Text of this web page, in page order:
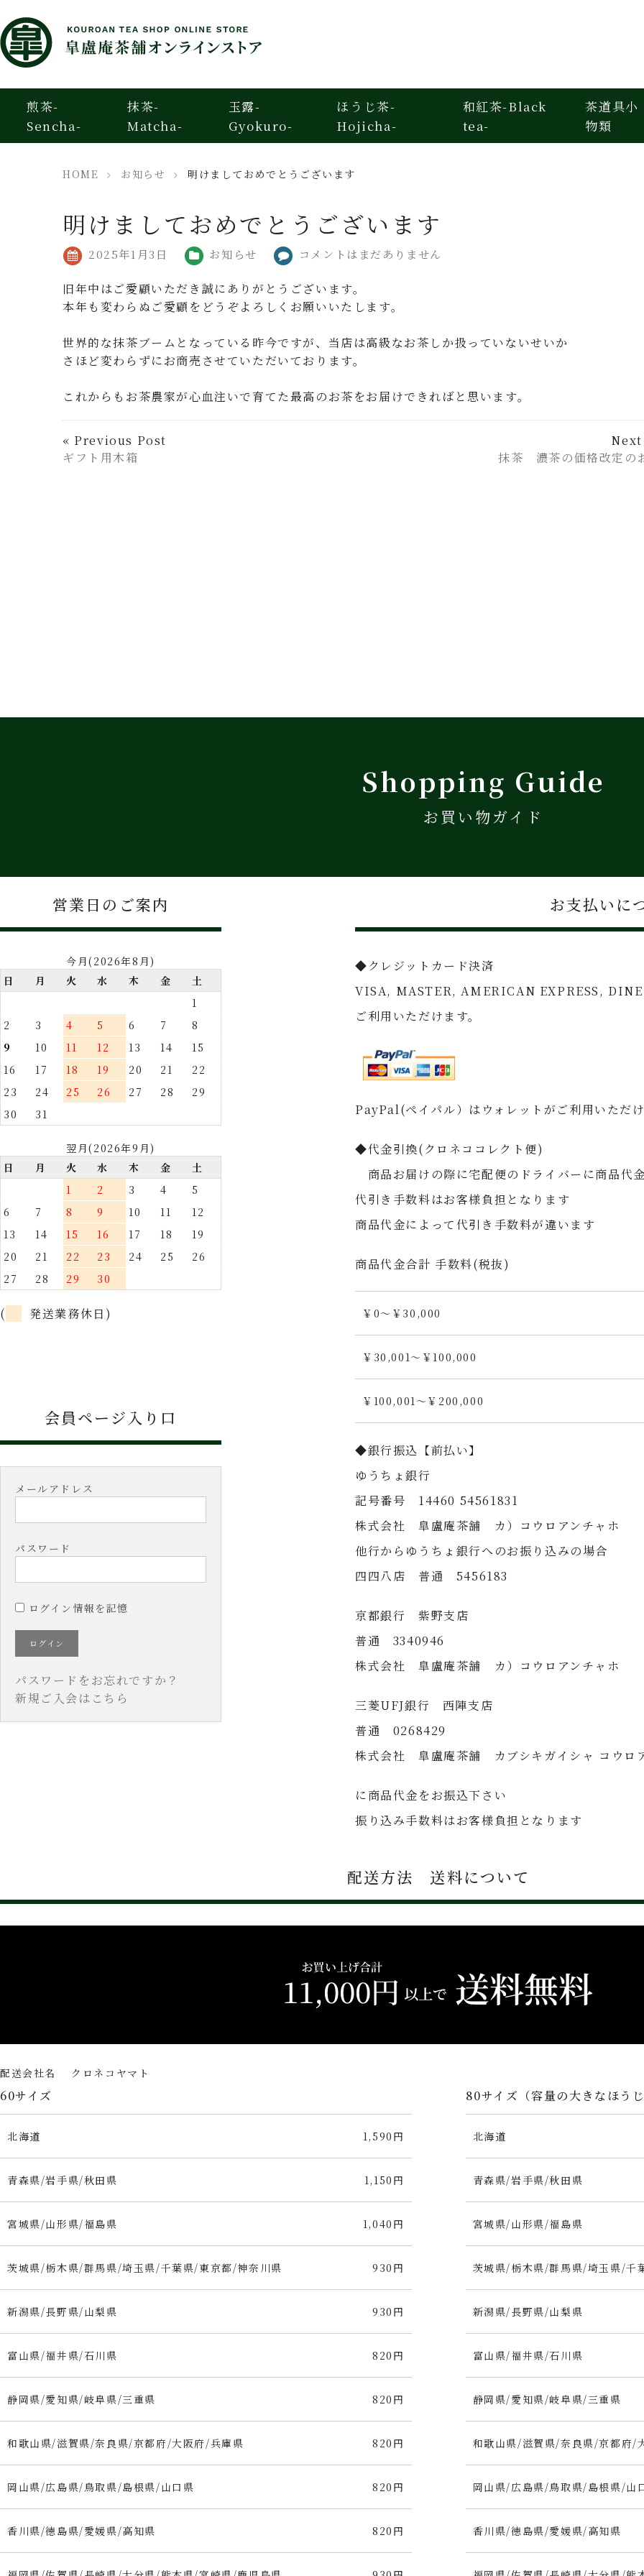
煎茶-
Sencha-
抹茶-
Matcha-
玉露-
Gyokuro-
ほうじ茶-
Hojicha-
和紅茶-Black
tea-
茶道具小
物類
HOME お知らせ 明けましておめでとうございます
明けましておめでとうございます
2025年1月3日 お知らせ コメントはまだありません
旧年中はご愛顧いただき誠にありがとうございます。
本年も変わらぬご愛顧をどうぞよろしくお願いいたします。
世界的な抹茶ブームとなっている昨今ですが、当店は高級なお茶しか扱っていないせいか
さほど変わらずにお商売させていただいております。
これからもお茶農家が心血注いで育てた最高のお茶をお届けできればと思います。
« Previous Post
ギフト用木箱
抹茶 濃茶の価格改定の
Shopping Guide
お買い物ガイド
営業日のご案内
今月(2026年8月)
日
月 火 水 木 金
土
1
2
3 4 5 6 7
8
9
10 11 12 13 14
15
16
17 18 19 20 21
22
23
24 25 26 27 28
29
30
31
翌月(2026年9月)
日
月 火 水 木 金
土
1
2 3 4
5
6
7 8 9 10 11
12
13
14 15 16 17 18
19
20
21 22 23 24 25
26
27
28 29 30
( 発送業務休日)
会員ページ入り口
メールアドレス
パスワード
ログイン情報を記憶
パスワードをお忘れですか？
新規ご入会はこちら
お支払いに
◆クレジットカード決済
VISA, MASTER, AMERICAN EXPRESS,
ご利用いただけます。
PayPal(ペイパル）はウォレットがご利用いただ
◆代金引換(クロネココレクト便)
商品お届けの際に宅配便のドライバーに商品代
代引き手数料はお客様負担となります
商品代金によって代引き手数料が違います
商品代金合計 手数料(税抜)
￥0～￥30,000
￥30,001～￥100,000
￥100,001～￥200,000
◆銀行振込【前払い】
ゆうちょ銀行
記号番号 14460 54561831
株式会社 皐盧庵茶舗 カ）コウロアンチャホ
他行からゆうちょ銀行へのお振り込みの場合
四四八店 普通 5456183
京都銀行 紫野支店
普通 3340946
株式会社 皐盧庵茶舗 カ）コウロアンチャホ
三菱UFJ銀行 西陣支店
普通 0268429
株式会社 皐盧庵茶舗 カブシキガイシャ コウロ
に商品代金をお振込下さい
振り込み手数料はお客様負担となります
配送方法 送料について
配送会社名 クロネコヤマト
60サイズ
北海道 1,590円
青森県/岩手県/秋田県 1,150円
宮城県/山形県/福島県 1,040円
茨城県/栃木県/群馬県/埼玉県/千葉県/東京都/神奈川県 930円
新潟県/長野県/山梨県 930円
富山県/福井県/石川県 820円
静岡県/愛知県/岐阜県/三重県 820円
和歌山県/滋賀県/奈良県/京都府/大阪府/兵庫県 820円
岡山県/広島県/鳥取県/島根県/山口県 820円
香川県/徳島県/愛媛県/高知県 820円
80サイズ（容量の大きなほう
北海道
青森県/岩手県/秋田県
宮城県/山形県/福島県
茨城県/栃木県/群馬県/埼玉県/千
新潟県/長野県/山梨県
富山県/福井県/石川県
静岡県/愛知県/岐阜県/三重県
和歌山県/滋賀県/奈良県/京都府/
岡山県/広島県/鳥取県/島根県/山
香川県/徳島県/愛媛県/高知県